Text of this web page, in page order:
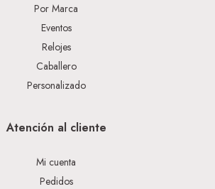
Por Marca
Eventos
Relojes
Caballero
Personalizado
Atención al cliente
Mi cuenta
Pedidos